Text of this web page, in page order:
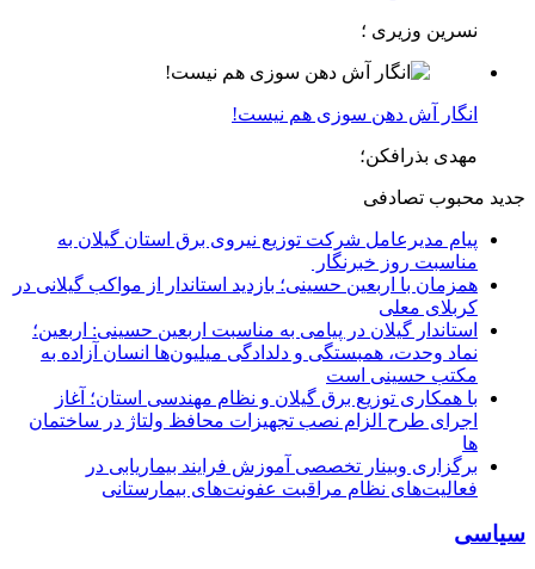
نسرین وزیری ؛
انگار آش دهن سوزی هم نیست!
مهدی بذرافکن؛
جدید محبوب تصادفی
پیام مدیرعامل شركت توزیع نیروی برق استان گیلان به
مناسبت روز خبرنگار ‌
همزمان با اربعین حسینی؛ بازدید استاندار از مواکب گیلانی در
کربلای معلی
استاندار گیلان در پیامی به مناسبت اربعین حسینی: اربعین؛
نماد وحدت، همبستگی و دلدادگی میلیون‌ها انسان آزاده به
مکتب حسینی است
با همکاری توزیع برق گیلان و نظام مهندسی استان؛ آغاز
اجرای طرح الزام نصب تجهیزات محافظ ولتاژ در ساختمان
ها
برگزاری وبینار تخصصی آموزش فرایند بیماریابی در
فعالیت‌های نظام مراقبت عفونت‌های بیمارستانی
سیاسی